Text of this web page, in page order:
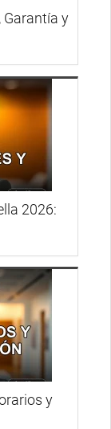
Garantía y
2026:
y